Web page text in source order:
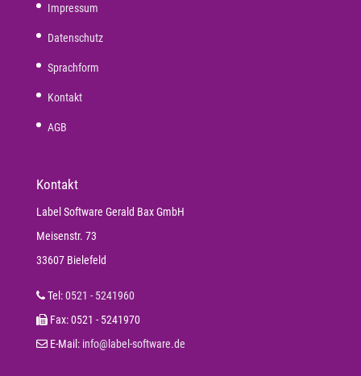
Impressum
Datenschutz
Sprachform
Kontakt
AGB
Kontakt
Label Software Gerald Bax GmbH
Meisenstr. 73
33607 Bielefeld
Tel:0521 - 5241960
Fax: 0521 - 5241970
E-Mail: info@label-software.de